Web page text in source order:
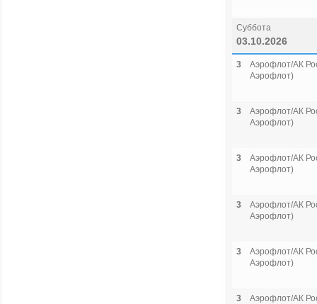
Суббота
03.10.2026
3
Аэрофлот/АК
Аэрофлот)
3
Аэрофлот/АК
Аэрофлот)
3
Аэрофлот/АК
Аэрофлот)
3
Аэрофлот/АК
Аэрофлот)
3
Аэрофлот/АК
Аэрофлот)
3
Аэрофлот/АК